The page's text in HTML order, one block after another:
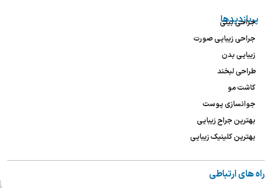
پربازدیدها
جراحی بینی
جراحی زیبایی صورت
زیبایی بدن
طراحی لبخند
کاشت مو
جوانسازی پوست
بهترین جراح زیبایی
بهترین کلینیک زیبایی
راه های ارتباطی